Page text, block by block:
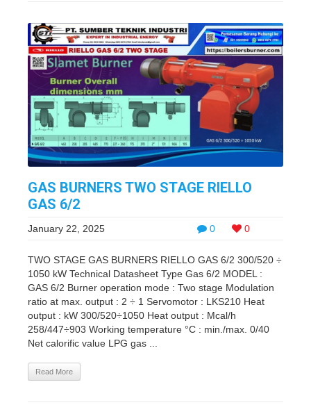
GAS BURNERS TWO STAGE RIELLO
GAS 6/2
0 0
January 22, 2025
TWO STAGE GAS BURNERS RIELLO GAS 6/2 300/520 ÷
1050 kW Technical Datasheet Type Gas 6/2 MODEL :
GAS 6/2 Burner operation mode : Two stage Modulation
ratio at max. output : 2 ÷ 1 Servomotor : LKS210 Heat
output : kW 300/520÷1050 Heat output : Mcal/h
258/447÷903 Working temperature °C : min./max. 0/40
Net calorific value LPG gas ...
Read More